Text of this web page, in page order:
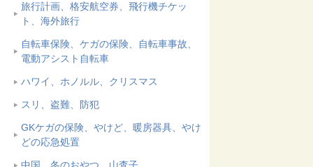
旅行計画、格安航空券、飛行機チケッ
ト、海外旅行
自転車保険、ケガの保険、自転車事故、
電動アシスト自転車
ハワイ、ホノルル、クリスマス
スリ、盗難、防犯
GKケガの保険、やけど、暖房器具、やけ
どの応急処置